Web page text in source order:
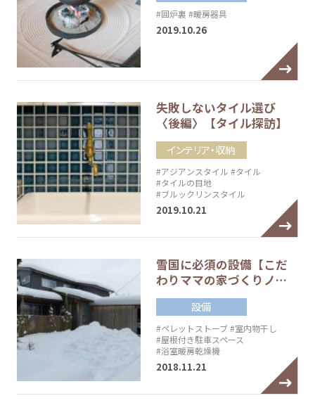
#囲炉裏 #暖房器具
2019.10.26
失敗しないタイル選び
〈後編〉【タイル探訪】
インテリア・収納
#アジアンスタイル #タイル
#タイルの目地
#ブルックリンスタイル
2019.10.21
雪国に必須の設備【こだ
わりママの家づくりノ…
設備
#ペレットストーブ#室内物干し
#屋根付き駐車スペース
#浴室暖房乾燥機
2018.11.21